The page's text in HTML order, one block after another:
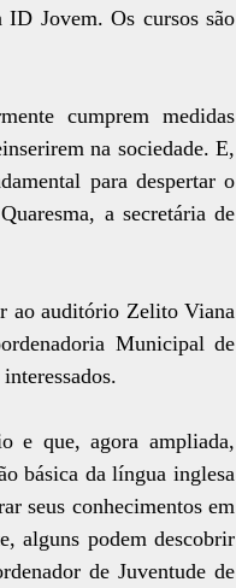
ID Jovem. Os cursos são
cumprem medidas
na sociedade. E,
para despertar o
a secretária de
ao auditório Zelito Viana
Municipal de
e que, agora ampliada,
básica da língua inglesa
seus conhecimentos em
alguns podem descobrir
de Juventude de